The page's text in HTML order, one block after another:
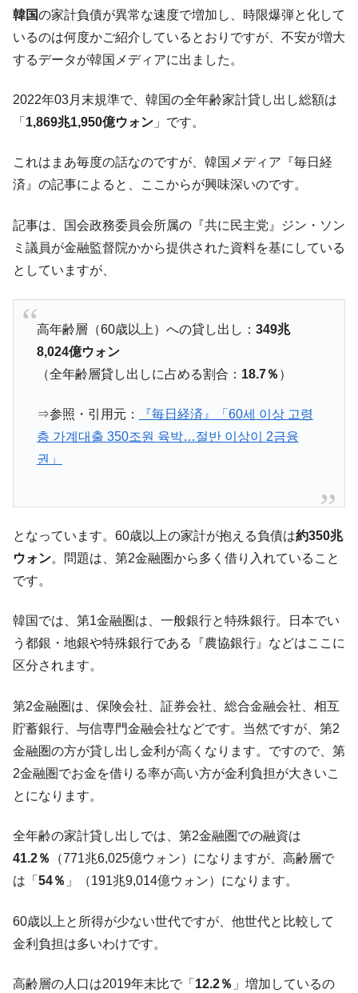
た。『起亜』は9台だけ
『Money1』
韓国「信用赦免を何回やっても、何回やっ
落！
『Money1』
韓国K9専用砲弾･装薬自動供給装甲車両･珍
兵器「K10」が改良に乗り出す。
体だけで410億ドル、輸出全体の41％もある
『Money1』
韓国･李在明「青年層の雇用状況が悪い。せ
『Money1』
【韓国の外貨準備】2026年07月は4,279億ド
ル。外平債の発行「19.4億ドル」
『Money1』
韓国「ここは北朝鮮なのか。選管がサーバ
『Money1』
言。
『Money1』
韓国は「中国と同じく」投資に不適格な国
す」⇒「金を経由するドル入手」手段ではないのか？
『Money1』
韓国･外為取引量「1日当たり1,214.4億ド
ル」まで拡大 ⇒ 海外資金の動きに強く左右される状態
い「50.5％」に上昇
『Money1』
韓国大統領府ボンクラ政策室長が告発され
た ⇒ 国家が行った恐るべき株価操作であり、空前の国政壟
動」
『Money1』
中国だけが鉄鋼輸出を異常増加させる ⇒ 中
国の過剰生産が世界を蝕む。
種は全般的「不調」⇒ PSIが示す現況は決して良くない。
『Money1』
【米韓激突案件】韓国消費者院が『クーパ
ン』1人当たり賠償10万ウォンを認定 ⇒ 総額3兆7,000億
『Money1』 韓国で猛暑。南東部では干ばつ
『Money1』
『Money1』
【対日本円】ウォン安が急進！ 日米の協調
に韓国がいっちょがみしたのでは。
『Money1』
韓国政府『BYD』車への補助金を全廃 ⇒ 実
1.9倍！
『Money1』
在韓米国大使スティールが着韓！⇒ さっそ
ドを掲げる「在韓反米勢力」
韓国の家計負債が異常な速度で増加し、時限爆弾と化して
いるのは何度かご紹介しているとおりですが、不安が増大
するデータが韓国メディアに出ました。
2022年03月末規準で、韓国の全年齢家計貸し出し総額は
「 1,869兆1,950億ウォン 」です。
これはまあ毎度の話なのですが、韓国メディア『毎日経
済』の記事によると、ここからが興味深いのです。
記事は、国会政務委員会所属の『共に民主党』ジン・ソン
ミ議員が金融監督院かから提供された資料を基にしている
としていますが、
高年齢層（60歳以上）への貸し出し： 349兆
8,024億ウォン
（全年齢層貸し出しに占める割合： 18.7％ ）
⇒参照・引用元：
『毎日経済』「60세 이상 고령
층 가계대출 350조원 육박…절반 이상이 2금융
권」
となっています。60歳以上の家計が抱える負債は約350兆
ウォン。問題は、第2金融圏から多く借り入れていること
です。
韓国では、第1金融圏は、一般銀行と特殊銀行。日本でい
う都銀・地銀や特殊銀行である『農協銀行』などはここに
区分されます。
第2金融圏は、保険会社、証券会社、総合金融会社、相互
貯蓄銀行、与信専門金融会社などです。当然ですが、第2
金融圏の方が貸し出し金利が高くなります。ですので、第
2金融圏でお金を借りる率が高い方が金利負担が大きいこ
とになります。
全年齢の家計貸し出しでは、第2金融圏での融資は
41.2％
（771兆6,025億ウォン）になりますが、高齢層で
は「 54％ 」（191兆9,014億ウォン）になります。
60歳以上と所得が少ない世代ですが、他世代と比較して
金利負担は多いわけです。
高齢層の人口は2019年末比で「 12.2％ 」増加しているの